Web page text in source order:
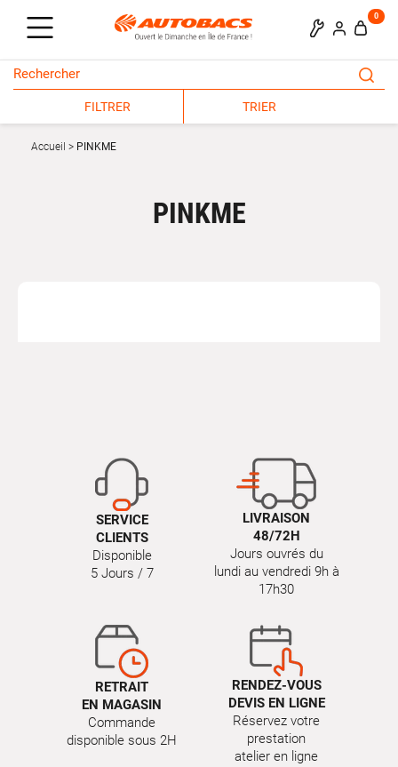
0
FILTRER TRIER
Accueil PINKME
PINKME
SERVICE
CLIENTS
Disponible
5 Jours / 7
LIVRAISON
48/72H
Jours ouvrés du
lundi au vendredi 9h à
17h30
RETRAIT
EN MAGASIN
Commande
disponible sous 2H
RENDEZ-VOUS
DEVIS EN LIGNE
Réservez votre
prestation
atelier en ligne